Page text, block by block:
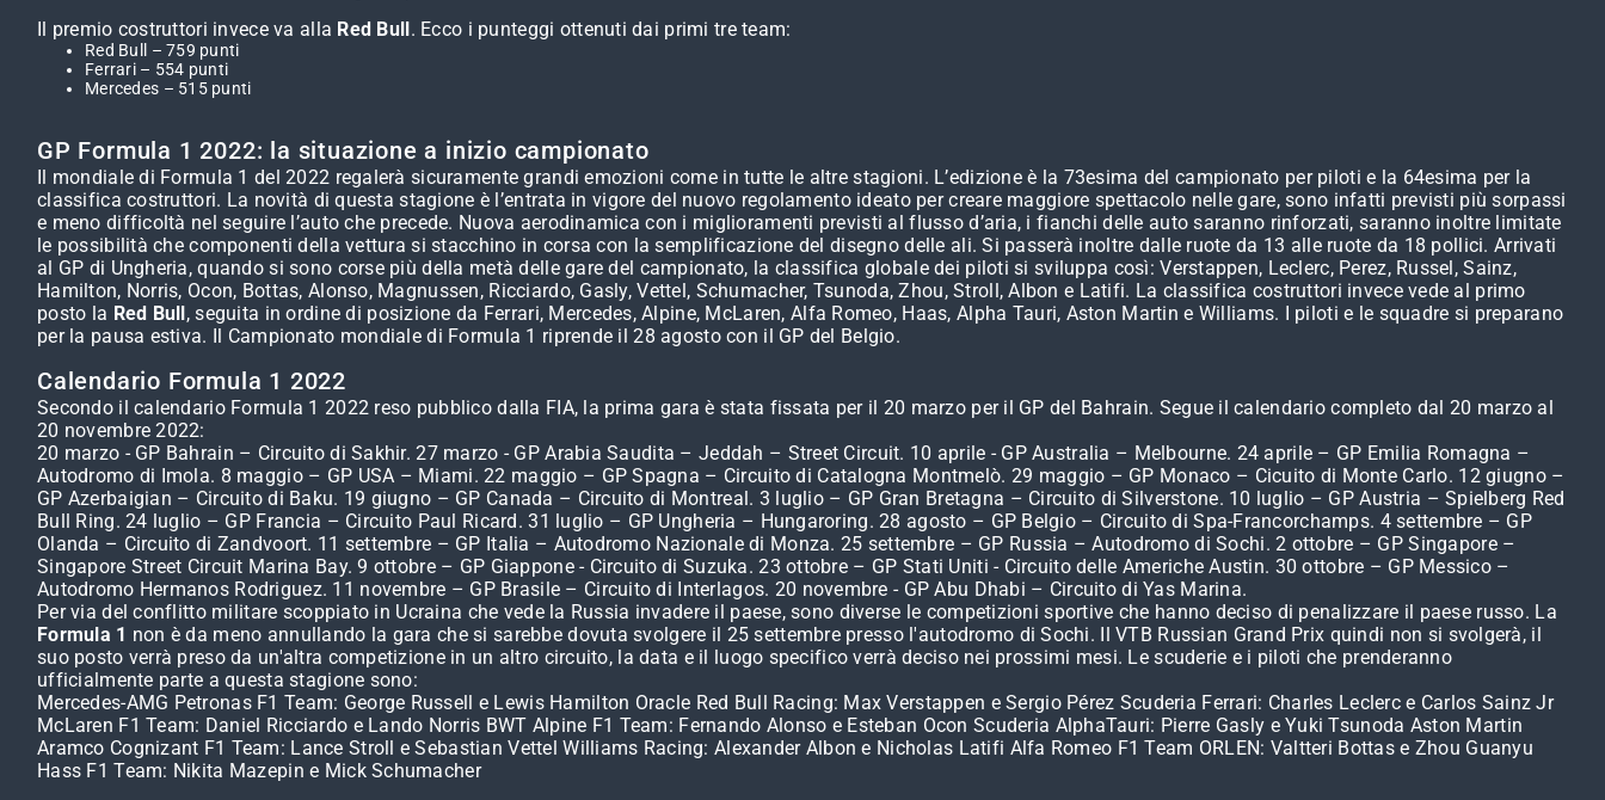
Il premio costruttori invece va alla Red Bull. Ecco i punteggi ottenuti dai primi tre team:
Red Bull – 759 punti
Ferrari – 554 punti
Mercedes – 515 punti
GP Formula 1 2022: la situazione a inizio campionato
Il mondiale di Formula 1 del 2022 regalerà sicuramente grandi emozioni come in tutte le altre stagioni. L’edizione è la 73esima del campionato per piloti e la 64esima per la
classifica costruttori. La novità di questa stagione è l’entrata in vigore del nuovo regolamento ideato per creare maggiore spettacolo nelle gare, sono infatti previsti più sorpassi
e meno difficoltà nel seguire l’auto che precede. Nuova aerodinamica con i miglioramenti previsti al flusso d’aria, i fianchi delle auto saranno rinforzati, saranno inoltre limitate
le possibilità che componenti della vettura si stacchino in corsa con la semplificazione del disegno delle ali. Si passerà inoltre dalle ruote da 13 alle ruote da 18 pollici. Arrivati
al GP di Ungheria, quando si sono corse più della metà delle gare del campionato, la classifica globale dei piloti si sviluppa così: Verstappen, Leclerc, Perez, Russel, Sainz,
Hamilton, Norris, Ocon, Bottas, Alonso, Magnussen, Ricciardo, Gasly, Vettel, Schumacher, Tsunoda, Zhou, Stroll, Albon e Latifi. La classifica costruttori invece vede al primo
posto la Red Bull, seguita in ordine di posizione da Ferrari, Mercedes, Alpine, McLaren, Alfa Romeo, Haas, Alpha Tauri, Aston Martin e Williams. I piloti e le squadre si preparano
per la pausa estiva. Il Campionato mondiale di Formula 1 riprende il 28 agosto con il GP del Belgio.
Calendario Formula 1 2022
Secondo il calendario Formula 1 2022 reso pubblico dalla FIA, la prima gara è stata fissata per il 20 marzo per il GP del Bahrain. Segue il calendario completo dal 20 marzo al
20 novembre 2022:
20 marzo - GP Bahrain – Circuito di Sakhir. 27 marzo - GP Arabia Saudita – Jeddah – Street Circuit. 10 aprile - GP Australia – Melbourne. 24 aprile – GP Emilia Romagna –
Autodromo di Imola. 8 maggio – GP USA – Miami. 22 maggio – GP Spagna – Circuito di Catalogna Montmelò. 29 maggio – GP Monaco – Cicuito di Monte Carlo. 12 giugno –
GP Azerbaigian – Circuito di Baku. 19 giugno – GP Canada – Circuito di Montreal. 3 luglio – GP Gran Bretagna – Circuito di Silverstone. 10 luglio – GP Austria – Spielberg Red
Bull Ring. 24 luglio – GP Francia – Circuito Paul Ricard. 31 luglio – GP Ungheria – Hungaroring. 28 agosto – GP Belgio – Circuito di Spa-Francorchamps. 4 settembre – GP
Olanda – Circuito di Zandvoort. 11 settembre – GP Italia – Autodromo Nazionale di Monza. 25 settembre – GP Russia – Autodromo di Sochi. 2 ottobre – GP Singapore –
Singapore Street Circuit Marina Bay. 9 ottobre – GP Giappone - Circuito di Suzuka. 23 ottobre – GP Stati Uniti - Circuito delle Americhe Austin. 30 ottobre – GP Messico –
Autodromo Hermanos Rodriguez. 11 novembre – GP Brasile – Circuito di Interlagos. 20 novembre - GP Abu Dhabi – Circuito di Yas Marina.
Per via del conflitto militare scoppiato in Ucraina che vede la Russia invadere il paese, sono diverse le competizioni sportive che hanno deciso di penalizzare il paese russo. La
Formula 1 non è da meno annullando la gara che si sarebbe dovuta svolgere il 25 settembre presso l'autodromo di Sochi. Il VTB Russian Grand Prix quindi non si svolgerà, il
suo posto verrà preso da un'altra competizione in un altro circuito, la data e il luogo specifico verrà deciso nei prossimi mesi. Le scuderie e i piloti che prenderanno
ufficialmente parte a questa stagione sono:
Mercedes-AMG Petronas F1 Team: George Russell e Lewis Hamilton Oracle Red Bull Racing: Max Verstappen e Sergio Pérez Scuderia Ferrari: Charles Leclerc e Carlos Sainz Jr
McLaren F1 Team: Daniel Ricciardo e Lando Norris BWT Alpine F1 Team: Fernando Alonso e Esteban Ocon Scuderia AlphaTauri: Pierre Gasly e Yuki Tsunoda Aston Martin
Aramco Cognizant F1 Team: Lance Stroll e Sebastian Vettel Williams Racing: Alexander Albon e Nicholas Latifi Alfa Romeo F1 Team ORLEN: Valtteri Bottas e Zhou Guanyu
Hass F1 Team: Nikita Mazepin e Mick Schumacher